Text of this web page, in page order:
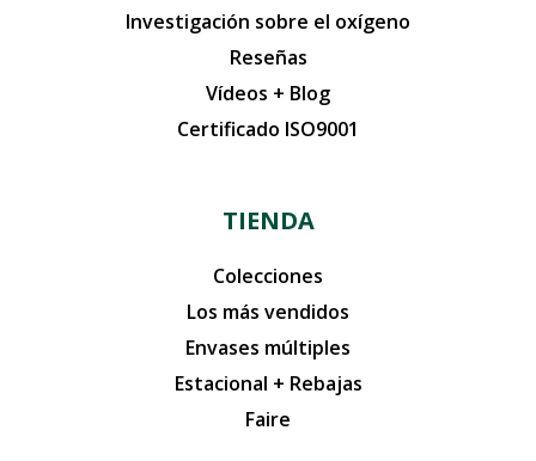
Investigación sobre el oxígeno
Reseñas
Vídeos + Blog
Certificado ISO9001
TIENDA
Colecciones
Los más vendidos
Envases múltiples
Estacional + Rebajas
Faire